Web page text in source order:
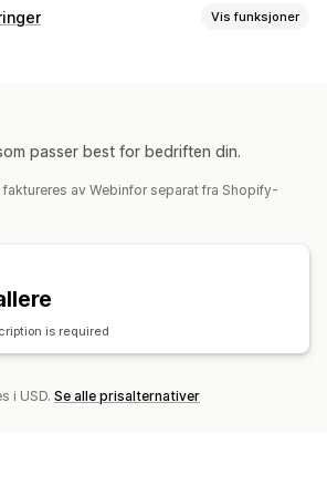
Vis funksjoner
passer best for bedriften din.
av Webinfor separat fra Shopify-
is required
i USD. Se alle prisalternativer